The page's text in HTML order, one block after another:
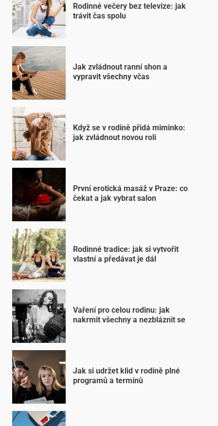
Rodinné večery bez televize: jak
trávit čas spolu
Jak zvládnout ranní shon a
vypravit všechny včas
Když se v rodině přidá miminko:
jak zvládnout novou roli
První erotická masáž v Praze: co
čekat a jak vybrat salon
Rodinné tradice: jak si vytvořit
vlastní a předávat je dál
Vaření pro celou rodinu: jak
nakrmit všechny a nezbláznit se
Jak si udržet klid v rodině plné
programů a termínů